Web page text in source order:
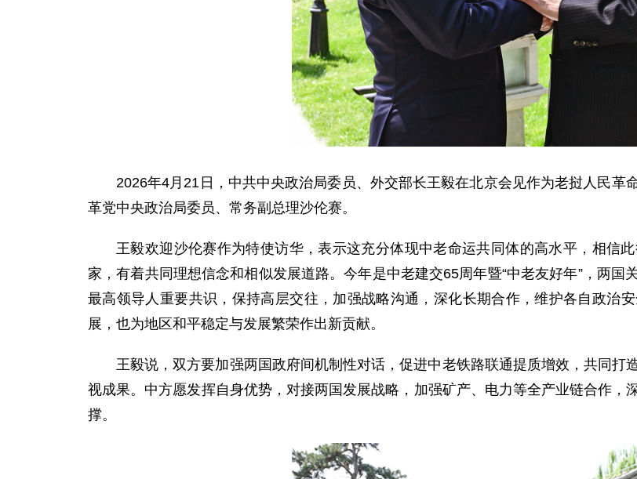
2026年4月21日，中共中央政治局委员、外交部长王毅在北京会见作为老挝人民革
革党中央政治局委员、常务副总理沙伦赛。
王毅欢迎沙伦赛作为特使访华，表示这充分体现中老命运共同体的高水平，相信
家，有着共同理想信念和相似发展道路。今年是中老建交65周年暨“中老友好年”，两
最高领导人重要共识，保持高层交往，加强战略沟通，深化长期合作，维护各自政治
展，也为地区和平稳定与发展繁荣作出新贡献。
王毅说，双方要加强两国政府间机制性对话，促进中老铁路联通提质增效，共同
视成果。中方愿发挥自身优势，对接两国发展战略，加强矿产、电力等全产业链合作，
撑。